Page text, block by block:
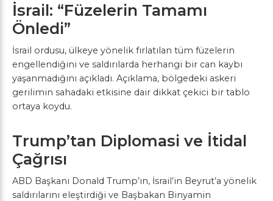
İsrail: “Füzelerin Tamamı
Önledi”
İsrail ordusu, ülkeye yönelik fırlatılan tüm füzelerin
engellendiğini ve saldırılarda herhangi bir can kaybı
yaşanmadığını açıkladı. Açıklama, bölgedeki askeri
gerilimin sahadaki etkisine dair dikkat çekici bir tablo
ortaya koydu.
Trump’tan Diplomasi ve İtidal
Çağrısı
ABD Başkanı Donald Trump’ın, İsrail’in Beyrut’a yönelik
saldırılarını eleştirdiği ve Başbakan Binyamin